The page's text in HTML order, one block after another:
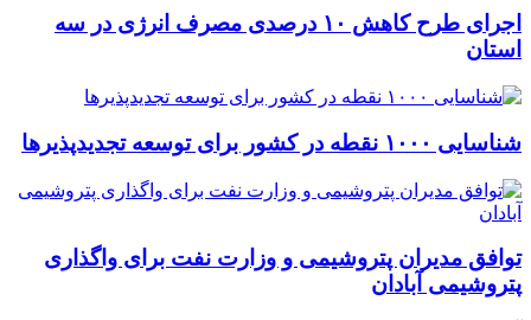
اجرای طرح کاهش ۱۰ درصدی مصرف انرژی در سه
استان
شناسایی ۱۰۰۰ نقطه در کشور برای توسعه تجدیدپذیرها
توافق مدیران پتروشیمی و وزارت نفت برای واگذاری
پتروشیمی آبادان